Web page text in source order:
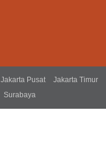
Jakarta Pusat
Jakarta Timur
Surabaya